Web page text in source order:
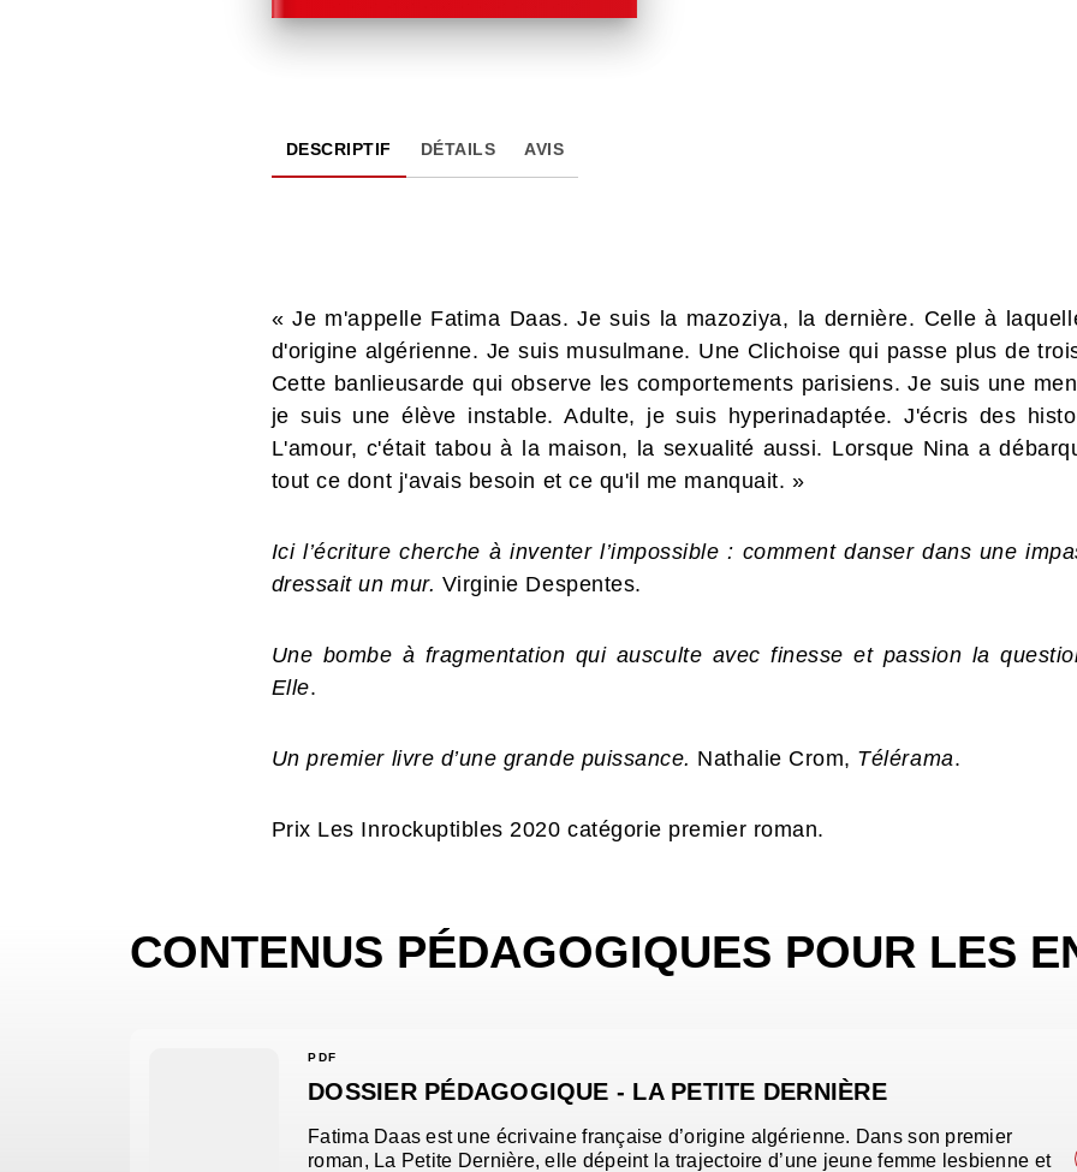
DESCRIPTIF DÉTAILS AVIS
« Je m'appelle Fatima Daas. Je suis la mazoziya, la dernière. Celle à
d'origine algérienne. Je suis musulmane. Une Clichoise qui passe plus de
Cette banlieusarde qui observe les comportements parisiens. Je suis une
je suis une élève instable. Adulte, je suis hyperinadaptée. J'écris des
L'amour, c'était tabou à la maison, la sexualité aussi. Lorsque Nina a
tout ce dont j'avais besoin et ce qu'il me manquait. »
Ici l’écriture cherche à inventer l’impossible : comment danser dans une
dressait un mur. Virginie Despentes.
Une bombe à fragmentation qui ausculte avec finesse et passion la
Elle.
Un premier livre d’une grande puissance. Nathalie Crom, Télérama.
Prix Les Inrockuptibles 2020 catégorie premier roman.
CONTENUS PÉDAGOGIQUES POUR LES
PDF
DOSSIER PÉDAGOGIQUE - LA PETITE DERNIÈRE
Fatima Daas est une écrivaine française d’origine algérienne. Dans son premier
roman, La Petite Dernière, elle dépeint la trajectoire d’une jeune femme lesbienne et